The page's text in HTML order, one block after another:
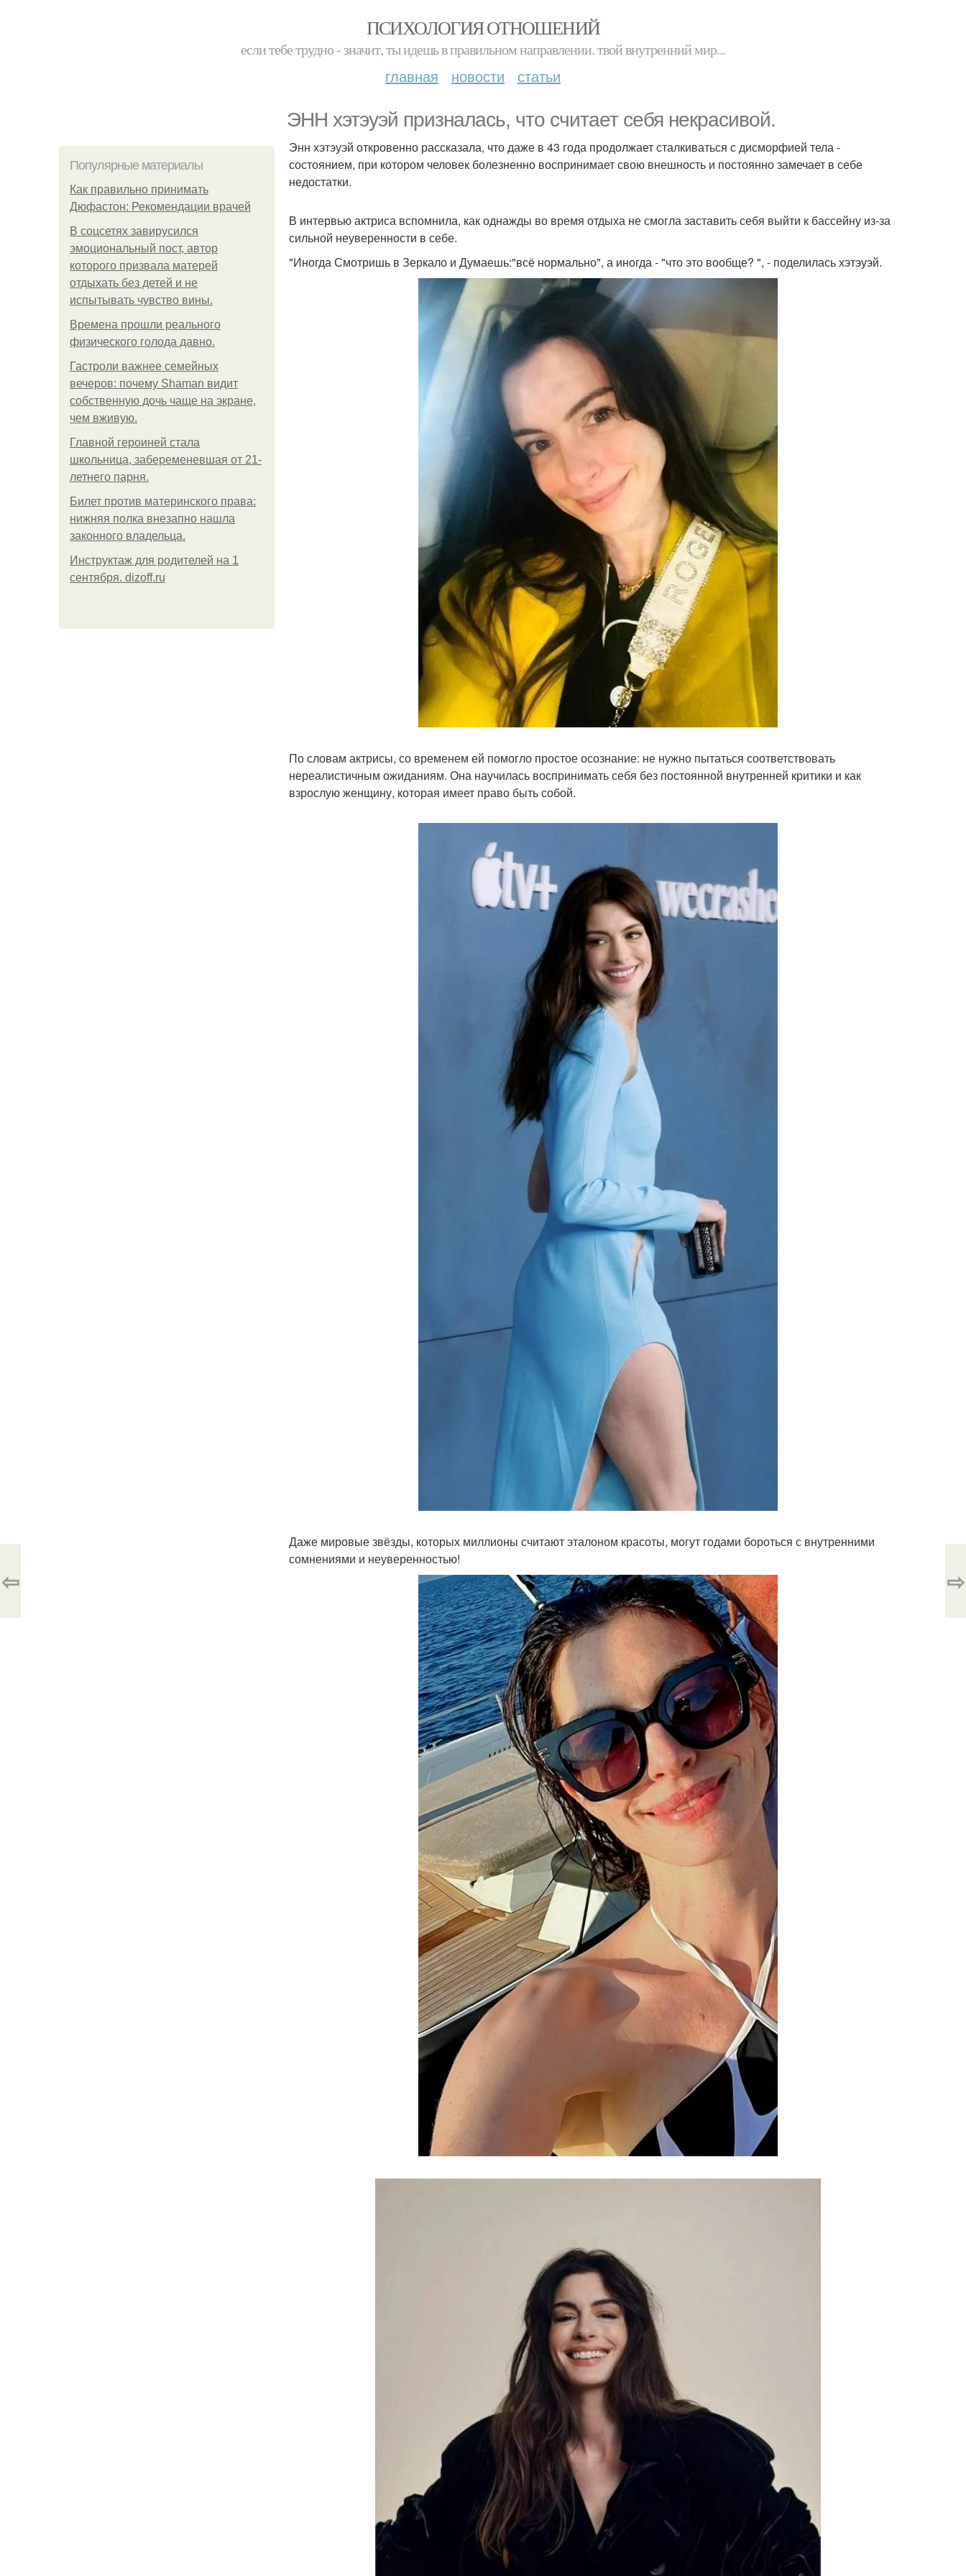
ПСИХОЛОГИЯ ОТНОШЕНИЙ
если тебе трудно - значит, ты идешь в правильном направлении. твой внутренний мир...
главная новости статьи
ЭНН хэтэуэй призналась, что считает себя некрасивой.
Популярные материалы
Как правильно принимать
Дюфастон: Рекомендации врачей
В соцсетях завирусился
эмоциональный пост, автор
которого призвала матерей
отдыхать без детей и не
испытывать чувство вины.
Bpeмена прошли реального
физического голода давно.
Гастроли важнее семейных
вечеров: почему Shaman видит
собственную дочь чаще на экране,
чем вживую.
Главной героиней стала
школьница, забеременевшая от 21-
летнего парня.
Билет против материнского права:
нижняя полка внезапно нашла
законного владельца.
Инструктаж для родителей на 1
сентября. dizoff.ru
Энн хэтэуэй откровенно рассказала, что даже в 43 года продолжает сталкиваться с дисморфией тела -
состоянием, при котором человек болезненно воспринимает свою внешность и постоянно замечает в себе
недостатки.
В интервью актриса вспомнила, как однажды во время отдыха не смогла заставить себя выйти к бассейну из-за
сильной неуверенности в себе.
"Иногда Смотришь в Зеркало и Думаешь:"всё нормально", а иногда - "что это вообще? ", - поделилась хэтэуэй.
По словам актрисы, со временем ей помогло простое осознание: не нужно пытаться соответствовать
нереалистичным ожиданиям. Она научилась воспринимать себя без постоянной внутренней критики и как
взрослую женщину, которая имеет право быть собой.
Даже мировые звёзды, которых миллионы считают эталоном красоты, могут годами бороться с внутренними
сомнениями и неуверенностью!
⇦ ⇨